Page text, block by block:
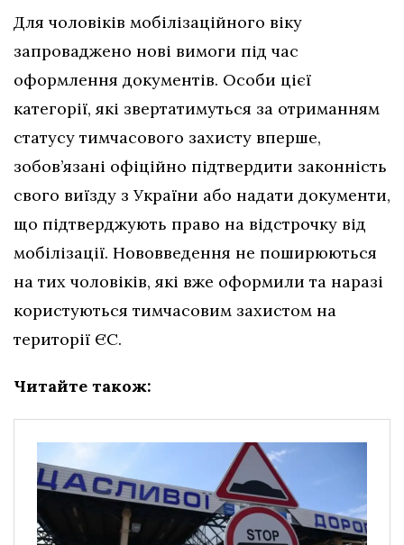
Для чоловіків мобілізаційного віку
запроваджено нові вимоги під час
оформлення документів. Особи цієї
категорії, які звертатимуться за отриманням
статусу тимчасового захисту вперше,
зобов’язані офіційно підтвердити законність
свого виїзду з України або надати документи,
що підтверджують право на відстрочку від
мобілізації. Нововведення не поширюються
на тих чоловіків, які вже оформили та наразі
користуються тимчасовим захистом на
території ЄС.
Читайте також: